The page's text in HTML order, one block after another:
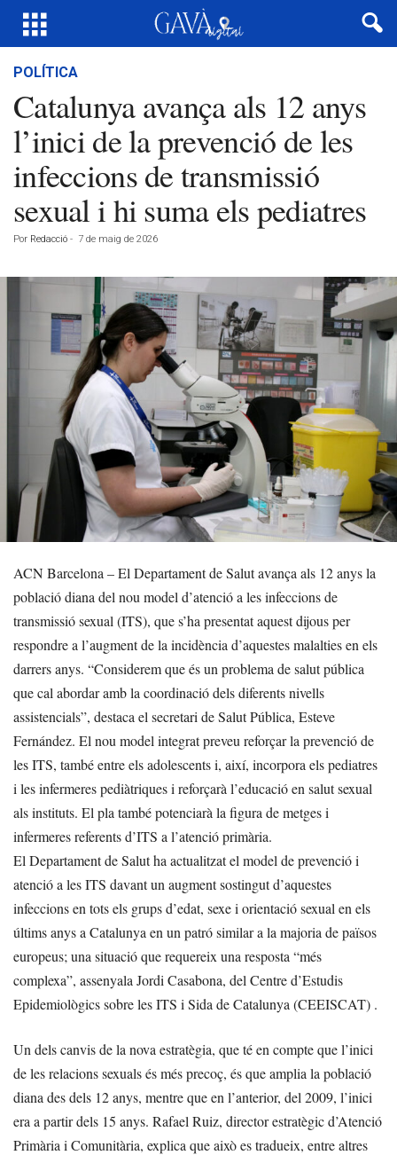
POLÍTICA
Catalunya avança als 12 anys
l’inici de la prevenció de les
infeccions de transmissió
sexual i hi suma els pediatres
Por Redacció - 7 de maig de 2026
ACN Barcelona – El Departament de Salut avança als 12 anys la
població diana del nou model d’atenció a les infeccions de
transmissió sexual (ITS), que s’ha presentat aquest dijous per
respondre a l’augment de la incidència d’aquestes malalties en els
darrers anys. “Considerem que és un problema de salut pública
que cal abordar amb la coordinació dels diferents nivells
assistencials”, destaca el secretari de Salut Pública, Esteve
Fernández. El nou model integrat preveu reforçar la prevenció de
les ITS, també entre els adolescents i, així, incorpora els pediatres
i les infermeres pediàtriques i reforçarà l’educació en salut sexual
als instituts. El pla també potenciarà la figura de metges i
infermeres referents d’ITS a l’atenció primària.
El Departament de Salut ha actualitzat el model de prevenció i
atenció a les ITS davant un augment sostingut d’aquestes
infeccions en tots els grups d’edat, sexe i orientació sexual en els
últims anys a Catalunya en un patró similar a la majoria de països
europeus; una situació que requereix una resposta “més
complexa”, assenyala Jordi Casabona, del Centre d’Estudis
Epidemiològics sobre les ITS i Sida de Catalunya (CEEISCAT) .
Un dels canvis de la nova estratègia, que té en compte que l’inici
de les relacions sexuals és més precoç, és que amplia la població
diana des dels 12 anys, mentre que en l’anterior, del 2009, l’inici
era a partir dels 15 anys. Rafael Ruiz, director estratègic d’Atenció
Primària i Comunitària, explica que això es tradueix, entre altres